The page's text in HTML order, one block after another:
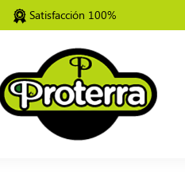
Satisfacción 100%